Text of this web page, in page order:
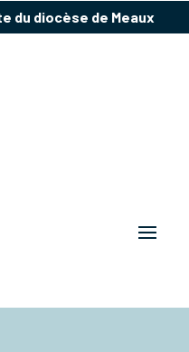
du diocèse de Meaux